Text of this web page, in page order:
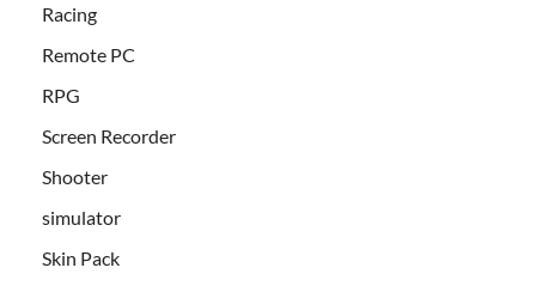
Racing
Remote PC
RPG
Screen Recorder
Shooter
simulator
Skin Pack